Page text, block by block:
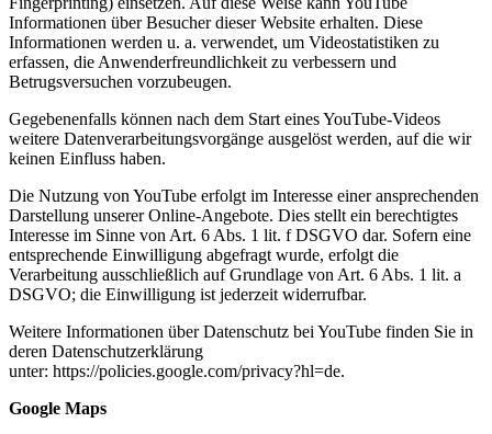
Informationen über Besucher dieser Website erhalten. Diese
Informationen werden u. a. verwendet, um Videostatistiken zu
erfassen, die Anwenderfreundlichkeit zu verbessern und
Betrugsversuchen vorzubeugen.
Gegebenenfalls können nach dem Start eines YouTube-Videos
weitere Datenverarbeitungsvorgänge ausgelöst werden, auf die wir
keinen Einfluss haben.
Die Nutzung von YouTube erfolgt im Interesse einer ansprechenden
Darstellung unserer Online-Angebote. Dies stellt ein berechtigtes
Interesse im Sinne von Art. 6 Abs. 1 lit. f DSGVO dar. Sofern eine
entsprechende Einwilligung abgefragt wurde, erfolgt die
Verarbeitung ausschließlich auf Grundlage von Art. 6 Abs. 1 lit. a
DSGVO; die Einwilligung ist jederzeit widerrufbar.
Weitere Informationen über Datenschutz bei YouTube finden Sie in
deren Datenschutzerklärung
unter: https://policies.google.com/privacy?hl=de.
Google Maps